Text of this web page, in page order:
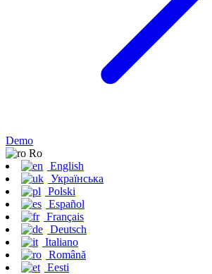
Demo
Ro
English
Українська
Polski
Español
Français
Deutsch
Italiano
Română
Eesti